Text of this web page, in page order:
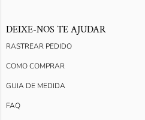
DEIXE-NOS TE AJUDAR
RASTREAR PEDIDO
COMO COMPRAR
GUIA DE MEDIDA
FAQ